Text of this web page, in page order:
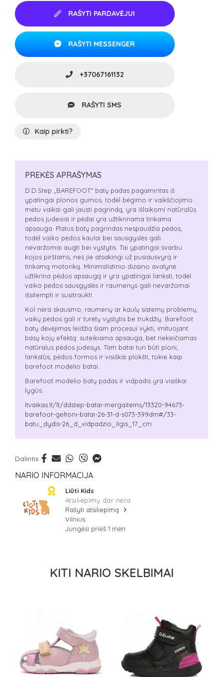
RAŠYTI PARDAVĖJUI
RAŠYTI MESSENGER
+37067161132
RAŠYTI SMS
Kaip pirkti?
PREKĖS APRAŠYMAS
D.D.Step „BAREFOOT“ batų padas pagamintas iš
ypatingai plonos gumos, todėl bėgimo ir vaikščiojimo
metu vaikai gali jausti pagrindą, yra išlaikomi natūralūs
pėdos judesiai ir pėdai yra užtikrinama tinkama
apsauga. Platus batų pagrindas nespaudžia pėdos,
todėl vaiko pėdos kaulai bei sausgyslės gali
nevaržomai augti bei vystytis. Tai ypatingai svarbu
kojos pirštams, nes jie atsakingi už pusiausvyrą ir
tinkamą motoriką. Minimalistinio dizaino avalynė
užtikrina pėdos apsaugą ir yra ypatingai lanksti, todėl
vaiko pėdos sausgyslės ir raumenys gali nevaržomai
išsitempti ir susitraukti.
Kol nėra skausmo, raumenų ar kaulų sistemų problemų,
vaikų pėdos gali ir turėtų vystytis be trukdžių. Barefoot
batų dėvėjimas leidžia šiam procesui vykti, imituojant
basų kojų efektą: suteikiama apsauga, bet nekeičiamas
natūralus pėdos judesys. Tam batai turi būti ploni,
lankstūs, pėdos formos ir visiškai plokšti, tokie kaip
barefoot modelio batai.
Barefoot modelio batų padas ir vidpadis yra visiškai
lygūs.
ltvaikas.lt/lt/ddstep-batai-mergaitems/13320-94673-
barefoot-geltoni-batai-26-31-d-s073-399dm#/33-
batu_dydis-26_d_vidpadzio_ilgis_17_cm
Dalintis
NARIO INFORMACIJA
Liūti Kids
Atsiliepimų dar nėra
Rašyti atsiliepimą
Vilnius
Jungėsi prieš 1 mėn.
KITI NARIO SKELBIMAI